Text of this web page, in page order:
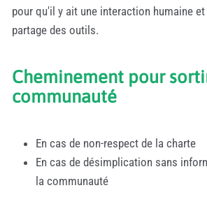
pour qu'il y ait une interaction humaine
partage des outils.
Cheminement pour
communauté
En cas de non-respect de la charte
En cas de désimplication sans
la communauté